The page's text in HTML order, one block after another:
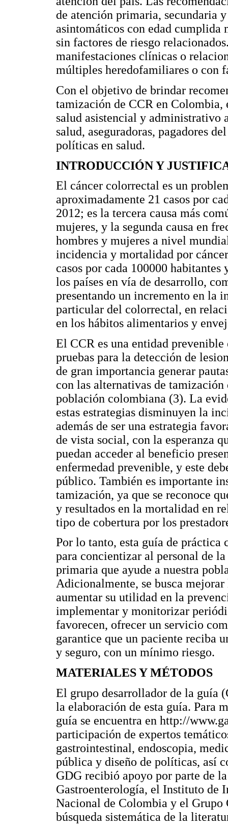
de atención primaria, secundaria
asintomáticos con edad cumplida
sin factores de riesgo
manifestaciones clínicas o
múltiples heredofamiliares o con
Con el objetivo de brindar
tamización de CCR en Colombia,
salud asistencial y administrativo
salud, aseguradoras, pagadores
políticas en salud.
INTRODUCCIÓN Y
El cáncer colorrectal es un
aproximadamente 21 casos por
2012; es la tercera causa más
mujeres, y la segunda causa en
hombres y mujeres a nivel
incidencia y mortalidad por
casos por cada 100000
los países en vía de desarrollo,
presentando un incremento en la
particular del colorrectal, en
en los hábitos alimentarios y
El CCR es una entidad
pruebas para la detección de
de gran importancia generar
con las alternativas de
población colombiana (3). La
estas estrategias disminuyen la
además de ser una estrategia
de vista social, con la esperanza
puedan acceder al beneficio
enfermedad prevenible, y este
público. También es importante
tamización, ya que se reconoce
y resultados en la mortalidad en
tipo de cobertura por los
Por lo tanto, esta guía de
para concientizar al personal de
primaria que ayude a nuestra
Adicionalmente, se busca
aumentar su utilidad en la
implementar y monitorizar
favorecen, ofrecer un servicio
garantice que un paciente reciba
y seguro, con un mínimo riesgo.
MATERIALES Y MÉTODOS
El grupo desarrollador de la guía
la elaboración de esta guía. Para
guía se encuentra en http://
participación de expertos
gastrointestinal, endoscopia,
pública y diseño de políticas, así
GDG recibió apoyo por parte de
Gastroenterología, el Instituto de
Nacional de Colombia y el
búsqueda sistemática de la